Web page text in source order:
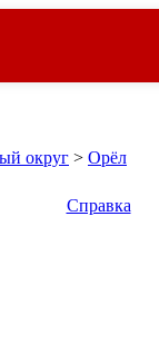
округ > Орёл
Справка